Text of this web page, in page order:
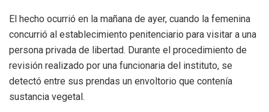
El hecho ocurrió en la mañana de ayer, cuando la femenina
concurrió al establecimiento penitenciario para visitar a una
persona privada de libertad. Durante el procedimiento de
revisión realizado por una funcionaria del instituto, se
detectó entre sus prendas un envoltorio que contenía
sustancia vegetal.